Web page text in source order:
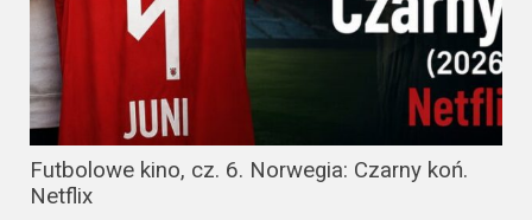
Futbolowe kino, cz. 6. Norwegia: Czarny koń.
Netflix